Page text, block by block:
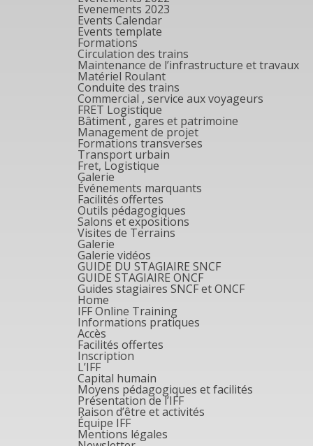
Evenements 2023
Events Calendar
Events template
Formations
Circulation des trains
Maintenance de l’infrastructure et travaux
Matériel Roulant
Conduite des trains
Commercial , service aux voyageurs
FRET Logistique
Bâtiment , gares et patrimoine
Management de projet
Formations transverses
Transport urbain
Fret, Logistique
Galerie
Événements marquants
Facilités offertes
Outils pédagogiques
Salons et expositions
Visites de Terrains
Galerie
Galerie vidéos
GUIDE DU STAGIAIRE SNCF
GUIDE STAGIAIRE ONCF
Guides stagiaires SNCF et ONCF
Home
IFF Online Training
Informations pratiques
Accès
Facilités offertes
Inscription
L’IFF
Capital humain
Moyens pédagogiques et facilités
Présentation de l’IFF
Raison d’être et activités
Équipe IFF
Mentions légales